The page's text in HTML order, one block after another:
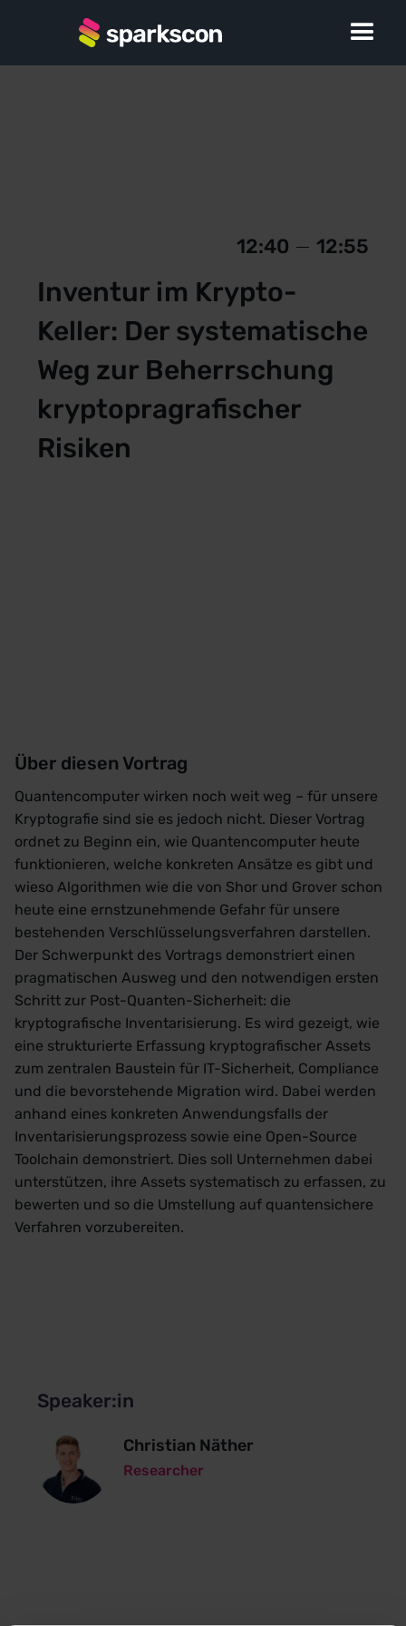
12:40 12:55
Inventur im Krypto-
Keller: Der systematische
Weg zur Beherrschung
kryptopragrafischer
Risiken
Über diesen Vortrag
Quantencomputer wirken noch weit weg – für unsere
Kryptografie sind sie es jedoch nicht. Dieser Vortrag
ordnet zu Beginn ein, wie Quantencomputer heute
funktionieren, welche konkreten Ansätze es gibt und
wieso Algorithmen wie die von Shor und Grover schon
heute eine ernstzunehmende Gefahr für unsere
bestehenden Verschlüsselungsverfahren darstellen.
Der Schwerpunkt des Vortrags demonstriert einen
pragmatischen Ausweg und den notwendigen ersten
Schritt zur Post-Quanten-Sicherheit: die
kryptografische Inventarisierung. Es wird gezeigt, wie
eine strukturierte Erfassung kryptografischer Assets
zum zentralen Baustein für IT-Sicherheit, Compliance
und die bevorstehende Migration wird. Dabei werden
anhand eines konkreten Anwendungsfalls der
Inventarisierungsprozess sowie eine Open-Source
Toolchain demonstriert. Dies soll Unternehmen dabei
unterstützen, ihre Assets systematisch zu erfassen, zu
bewerten und so die Umstellung auf quantensichere
Verfahren vorzubereiten.
Speaker:in
Christian Näther
Researcher